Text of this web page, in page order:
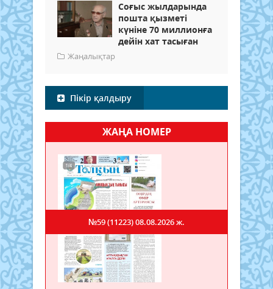
Cоғыс жылдарында
пошта қызметі
күніне 70 миллионға
дейін хат тасыған
Жаңалықтар
Пікір қалдыру
ЖАҢА НОМЕР
№59 (11223)08.08.2026 ж.